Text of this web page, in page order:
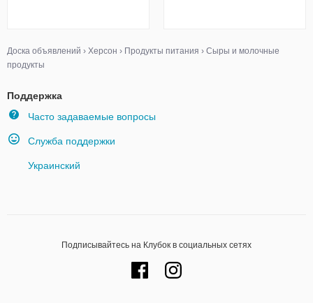
Доска объявлений › Херсон › Продукты питания › Сыры и молочные
продукты
Поддержка
Часто задаваемые вопросы
Служба поддержки
Украинский
Подписывайтесь на Клубок в социальных сетях